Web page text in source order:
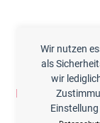
Wir nutzen
als
wir
Impressum //